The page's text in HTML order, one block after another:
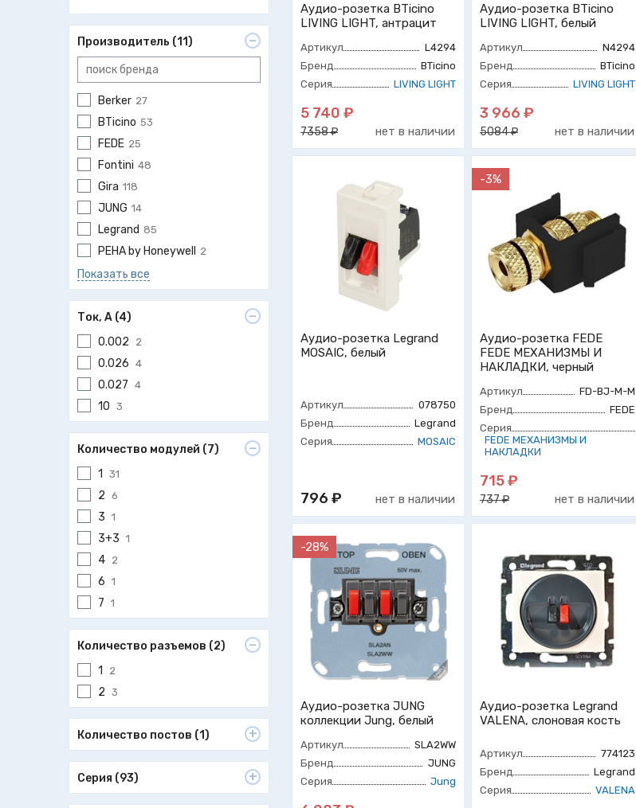
Производитель (11)
Berker 27
BTicino 53
FEDE 25
Fontini 48
Gira 118
JUNG 14
Legrand 85
PEHA by Honeywell 2
Показать все
Ток, А (4)
0.002
2
0.026 4
0.027 4
10 3
Количество модулей (7)
1
31
2 6
3 1
3+3 1
4 2
6 1
7 1
Количество разъемов (2)
1
2
2 3
Количество постов (1)
Серия (93)
Аудио-розетка BTicino
LIVING LIGHT, антрацит
Артикул
L4294
Бренд
BTicino
Серия
LIVING LIGHT
5 740 ₽
7358 ₽ нет в наличии
Аудио-розетка BTicino
LIVING LIGHT, белый
Артикул
N4294
Бренд
BTicino
Серия
LIVING LIGHT
3 966 ₽
5084 ₽ нет в наличии
Аудио-розетка Legrand
MOSAIC, белый
Артикул
078750
Бренд
Legrand
Серия
MOSAIC
796 ₽ нет в наличии
-3%
Аудио-розетка FEDE
FEDE МЕХАНИЗМЫ И
НАКЛАДКИ, черный
Артикул
FD-BJ-M-M
Бренд
FEDE
Серия
FEDE МЕХАНИЗМЫ И
НАКЛАДКИ
715 ₽
737 ₽ нет в наличии
-28%
Аудио-розетка JUNG
коллекции Jung, белый
Артикул
SLA2WW
Бренд
JUNG
Серия
Jung
Аудио-розетка Legrand
VALENA, слоновая кость
Артикул
774123
Бренд
Legrand
Серия
VALENA